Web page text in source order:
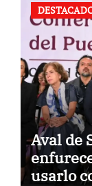
Aval de
usarlo